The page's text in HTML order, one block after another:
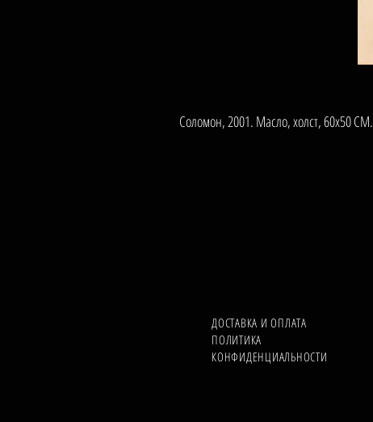
Соломон, 2001. Масло, холст, 60х50 СМ.
ДОСТАВКА И ОПЛАТА
ПОЛИТИКА
КОНФИДЕНЦИАЛЬНОСТИ